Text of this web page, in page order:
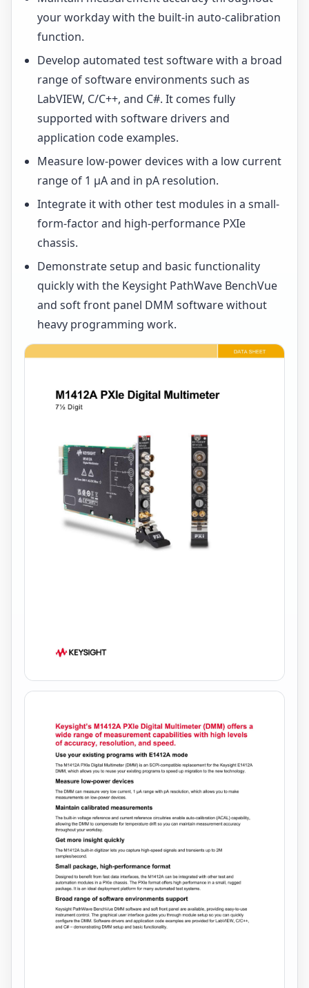
your workday with the built-in auto-calibration
function.
Develop automated test software with a broad
range of software environments such as
LabVIEW, C/C++, and C#. It comes fully
supported with software drivers and
application code examples.
Measure low-power devices with a low current
range of 1 μA and in pA resolution.
Integrate it with other test modules in a small-
form-factor and high-performance PXIe
chassis.
Demonstrate setup and basic functionality
quickly with the Keysight PathWave BenchVue
and soft front panel DMM software without
heavy programming work.